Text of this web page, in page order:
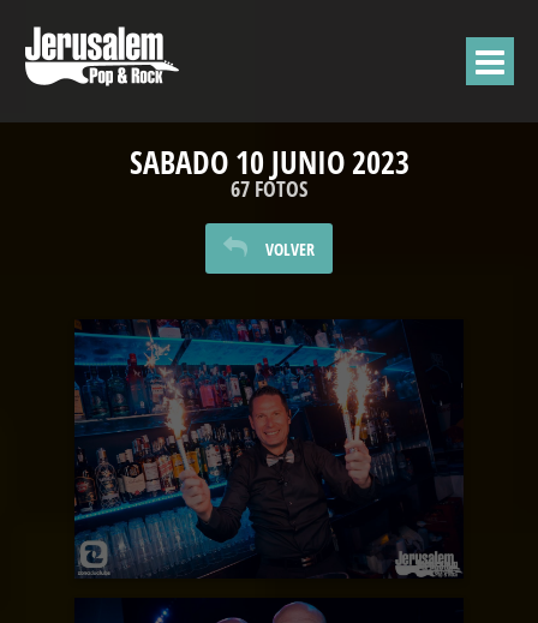
SABADO 10 JUNIO 2023
67 FOTOS
VOLVER